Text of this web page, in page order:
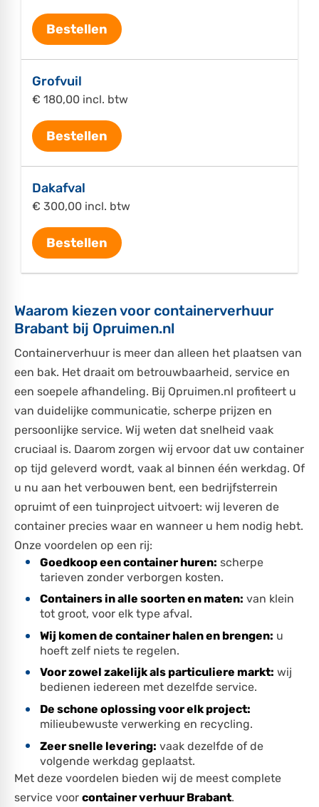
Bestellen
Grofvuil
€ 180,00 incl. btw
Bestellen
Dakafval
€ 300,00 incl. btw
Bestellen
Waarom kiezen voor containerverhuur
Brabant bij Opruimen.nl
Containerverhuur is meer dan alleen het plaatsen van
een bak. Het draait om betrouwbaarheid, service en
een soepele afhandeling. Bij Opruimen.nl profiteert u
van duidelijke communicatie, scherpe prijzen en
persoonlijke service. Wij weten dat snelheid vaak
cruciaal is. Daarom zorgen wij ervoor dat uw container
op tijd geleverd wordt, vaak al binnen één werkdag. Of
u nu aan het verbouwen bent, een bedrijfsterrein
opruimt of een tuinproject uitvoert: wij leveren de
container precies waar en wanneer u hem nodig hebt.
Onze voordelen op een rij:
Goedkoop een container huren: scherpe
tarieven zonder verborgen kosten.
Containers in alle soorten en maten: van klein
tot groot, voor elk type afval.
Wij komen de container halen en brengen: u
hoeft zelf niets te regelen.
Voor zowel zakelijk als particuliere markt: wij
bedienen iedereen met dezelfde service.
De schone oplossing voor elk project:
milieubewuste verwerking en recycling.
Zeer snelle levering: vaak dezelfde of de
volgende werkdag geplaatst.
Met deze voordelen bieden wij de meest complete
service voor container verhuur Brabant.